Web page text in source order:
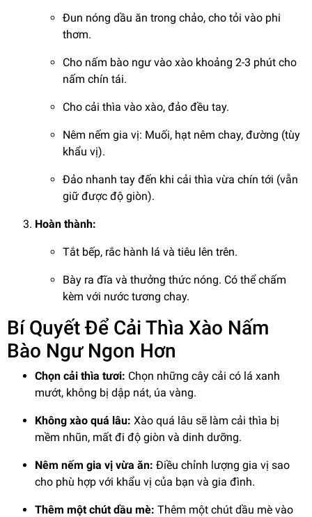
Đun nóng dầu ăn trong chảo, cho tỏi vào phi
thơm.
Cho nấm bào ngư vào xào khoảng 2-3 phút cho
nấm chín tái.
Cho cải thìa vào xào, đảo đều tay.
Nêm nếm gia vị: Muối, hạt nêm chay, đường (tùy
khẩu vị).
Đảo nhanh tay đến khi cải thìa vừa chín tới (vẫn
giữ được độ giòn).
Hoàn thành:
Tắt bếp, rắc hành lá và tiêu lên trên.
Bày ra đĩa và thưởng thức nóng. Có thể chấm
kèm với nước tương chay.
Bí Quyết Để Cải Thìa Xào Nấm
Bào Ngư Ngon Hơn
Chọn cải thìa tươi: Chọn những cây cải có lá xanh
mướt, không bị dập nát, úa vàng.
Không xào quá lâu: Xào quá lâu sẽ làm cải thìa bị
mềm nhũn, mất đi độ giòn và dinh dưỡng.
Nêm nếm gia vị vừa ăn: Điều chỉnh lượng gia vị sao
cho phù hợp với khẩu vị của bạn và gia đình.
Thêm một chút dầu mè: Thêm một chút dầu mè vào